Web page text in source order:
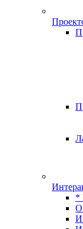
*